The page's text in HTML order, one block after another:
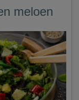
meloen